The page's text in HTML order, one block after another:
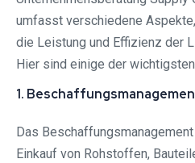
umfasst verschiedene
die Leistung und Effizienz der
Hier sind einige der
1.
Das
Einkauf von Rohstoffen,